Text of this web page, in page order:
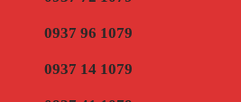
0937 96 1079
0937 14 1079